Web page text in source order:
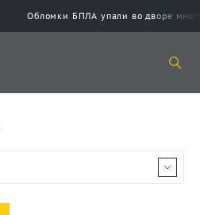
Обломки БПЛА упали во дворе